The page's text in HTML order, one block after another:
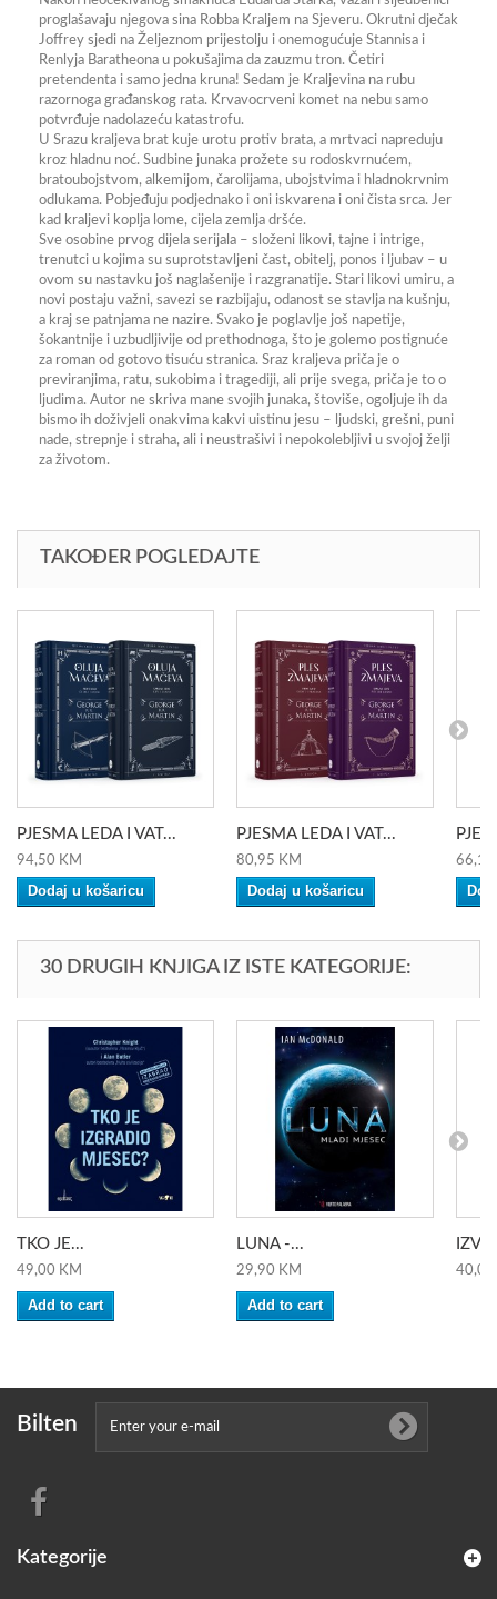
proglašavaju njegova sina Robba Kraljem na Sjeveru. Okrutni dječak
Joffrey sjedi na Željeznom prijestolju i onemogućuje Stannisa i
Renlyja Baratheona u pokušajima da zauzmu tron. Četiri
pretendenta i samo jedna kruna! Sedam je Kraljevina na rubu
razornoga građanskog rata. Krvavocrveni komet na nebu samo
potvrđuje nadolazeću katastrofu.
U Srazu kraljeva brat kuje urotu protiv brata, a mrtvaci napreduju
kroz hladnu noć. Sudbine junaka prožete su rodoskvrnućem,
bratoubojstvom, alkemijom, čarolijama, ubojstvima i hladnokrvnim
odlukama. Pobjeđuju podjednako i oni iskvarena i oni čista srca. Jer
kad kraljevi koplja lome, cijela zemlja dršće.
Sve osobine prvog dijela serijala – složeni likovi, tajne i intrige,
trenutci u kojima su suprotstavljeni čast, obitelj, ponos i ljubav – u
ovom su nastavku još naglašenije i razgranatije. Stari likovi umiru, a
novi postaju važni, savezi se razbijaju, odanost se stavlja na kušnju,
a kraj se patnjama ne nazire. Svako je poglavlje još napetije,
šokantnije i uzbudljivije od prethodnoga, što je golemo postignuće
za roman od gotovo tisuću stranica. Sraz kraljeva priča je o
previranjima, ratu, sukobima i tragediji, ali prije svega, priča je to o
ljudima. Autor ne skriva mane svojih junaka, štoviše, ogoljuje ih da
bismo ih doživjeli onakvima kakvi uistinu jesu – ljudski, grešni, puni
nade, strepnje i straha, ali i neustrašivi i nepokolebljivi u svojoj želji
za životom.
TAKOĐER POGLEDAJTE
PJESMA LEDA I VAT...
94,50 KM
Dodaj u košaricu
PJESMA LEDA I VAT...
80,95 KM
Dodaj u košaricu
66,10
30 DRUGIH KNJIGA IZ ISTE KATEGORIJE:
TKO JE...
49,00 KM
Add to cart
LUNA -...
29,90 KM
Add to cart
40,00
Bilten
Kategorije